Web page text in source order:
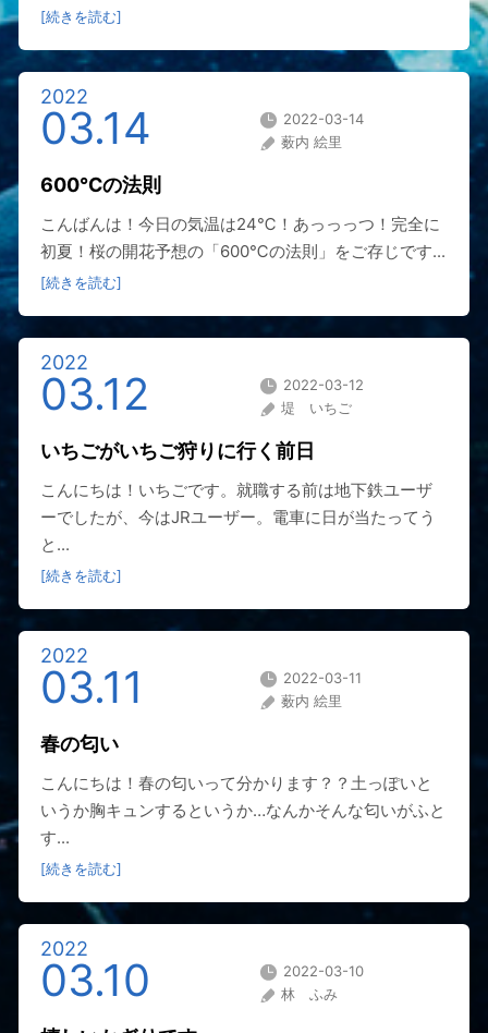
[続きを読む]
2022
03.14
2022-03-14
薮内 絵里
600℃の法則
こんばんは！今日の気温は24℃！あっっっつ！完全に
初夏！桜の開花予想の「600℃の法則」をご存じです...
[続きを読む]
2022
03.12
2022-03-12
堤 いちご
いちごがいちご狩りに行く前日
こんにちは！いちごです。就職する前は地下鉄ユーザ
ーでしたが、今はJRユーザー。電車に日が当たってう
と...
[続きを読む]
2022
03.11
2022-03-11
薮内 絵里
春の匂い
こんにちは！春の匂いって分かります？？土っぽいと
いうか胸キュンするというか…なんかそんな匂いがふと
す...
[続きを読む]
2022
03.10
2022-03-10
林 ふみ